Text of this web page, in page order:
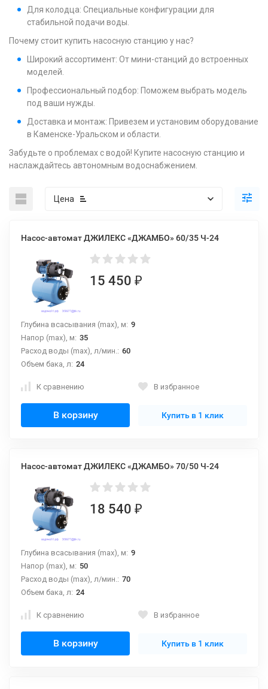
Для колодца: Специальные конфигурации для
стабильной подачи воды.
Почему стоит купить насосную станцию у нас?
Широкий ассортимент: От мини-станций до встроенных
моделей.
Профессиональный подбор: Поможем выбрать модель
под ваши нужды.
Доставка и монтаж: Привезем и установим оборудование
в Каменске-Уральском и области.
Забудьте о проблемах с водой! Купите насосную станцию и
наслаждайтесь автономным водоснабжением.
Цена
Насос-автомат ДЖИЛЕКС «ДЖАМБО» 60/35 Ч-24
15 450 ₽
Глубина всасывания (max), м: 9
Напор (max), м: 35
Расход воды (max), л/мин.: 60
Объем бака, л: 24
К сравнению В избранное
В корзину Купить в 1 клик
Насос-автомат ДЖИЛЕКС «ДЖАМБО» 70/50 Ч-24
18 540 ₽
Глубина всасывания (max), м: 9
Напор (max), м: 50
Расход воды (max), л/мин.: 70
Объем бака, л: 24
К сравнению В избранное
В корзину Купить в 1 клик